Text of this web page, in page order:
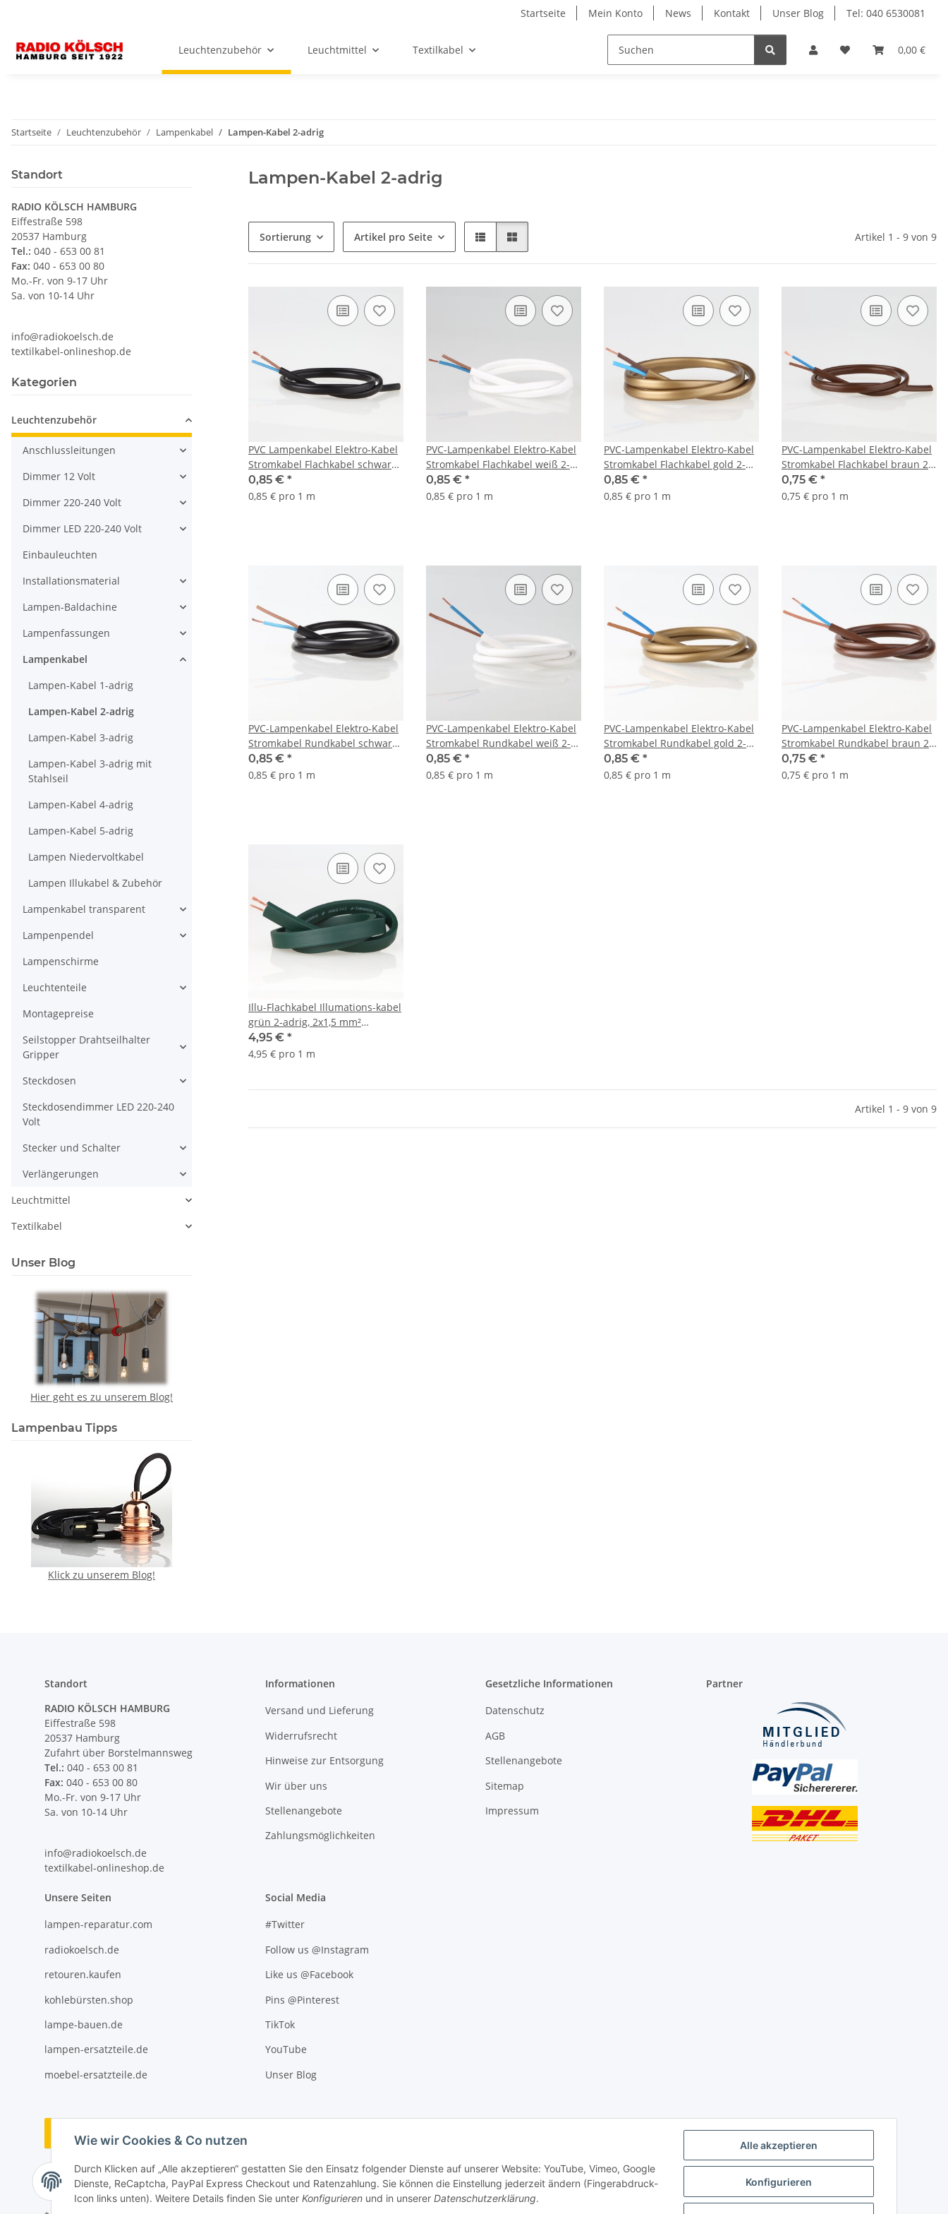
Alle akzeptieren
Konfigurieren
Wie wir Cookies & Co nutzen
Durch Klicken auf „Alle akzeptieren“ gestatten Sie den Einsatz folgender Dienste auf unserer Website: YouTube, Vimeo, Google
Dienste, ReCaptcha, PayPal Express Checkout und Ratenzahlung. Sie können die Einstellung jederzeit ändern (Fingerabdruck-
Icon links unten). Weitere Details finden Sie unter Konfigurieren und in unserer Datenschutzerklärung.
Startseite Mein Konto News Kontakt Unser Blog Tel: 040 6530081
0,00 €
Leuchtenzubehör Leuchtmittel Textilkabel
Startseite Leuchtenzubehör Lampenkabel Lampen-Kabel 2-adrig
Lampen-Kabel 2-adrig
Sortierung Artikel pro Seite Artikel 1 - 9 von 9
PVC Lampenkabel Elektro-Kabel
Stromkabel Flachkabel schwarz
2-adrig, 2x0,75mm² H03 VVH-2F
0,85 € *
0,85 € pro 1 m
PVC-Lampenkabel Elektro-Kabel
Stromkabel Flachkabel weiß 2-
adrig, 2x0,75mm² H03 VVH-2F
0,85 € *
0,85 € pro 1 m
PVC-Lampenkabel Elektro-Kabel
Stromkabel Flachkabel gold 2-
adrig, 2x0,75mm² H03 VVH-2F
0,85 € *
0,85 € pro 1 m
PVC-Lampenkabel Elektro-Kabel
Stromkabel Flachkabel braun 2-
adrig, 2x0,75mm² H03 VVH-2F
0,75 € *
0,75 € pro 1 m
PVC-Lampenkabel Elektro-Kabel
Stromkabel Rundkabel schwarz
2-adrig, 2x0,75mm² H03 VV-F
0,85 € *
0,85 € pro 1 m
PVC-Lampenkabel Elektro-Kabel
Stromkabel Rundkabel weiß 2-
adrig, 2x0,75mm² H03 VV-F
0,85 € *
0,85 € pro 1 m
PVC-Lampenkabel Elektro-Kabel
Stromkabel Rundkabel gold 2-
adrig, 2x0,75mm² H03 VV-F
0,85 € *
0,85 € pro 1 m
PVC-Lampenkabel Elektro-Kabel
Stromkabel Rundkabel braun 2-
adrig, 2x0,75mm² H03 VV-F
0,75 € *
0,75 € pro 1 m
Illu-Flachkabel Illumations-kabel
grün 2-adrig, 2x1,5 mm²
H05RNH2-F für Lichterketten
4,95 € *
4,95 € pro 1 m
Artikel 1 - 9 von 9
Standort
RADIO KÖLSCH HAMBURG
Eiffestraße 598
20537 Hamburg
Tel.: 040 - 653 00 81
Fax: 040 - 653 00 80
Mo.-Fr. von 9-17 Uhr
Sa. von 10-14 Uhr
info@radiokoelsch.de
textilkabel-onlineshop.de
Kategorien
Leuchtenzubehör
Anschlussleitungen
Dimmer 12 Volt
Dimmer 220-240 Volt
Dimmer LED 220-240 Volt
Einbauleuchten
Installationsmaterial
Lampen-Baldachine
Lampenfassungen
Lampenkabel
Lampen-Kabel 1-adrig
Lampen-Kabel 2-adrig
Lampen-Kabel 3-adrig
Lampen-Kabel 3-adrig mit
Stahlseil
Lampen-Kabel 4-adrig
Lampen-Kabel 5-adrig
Lampen Niedervoltkabel
Lampen Illukabel & Zubehör
Lampenkabel transparent
Lampenpendel
Lampenschirme
Leuchtenteile
Montagepreise
Seilstopper Drahtseilhalter
Gripper
Steckdosen
Steckdosendimmer LED 220-240
Volt
Stecker und Schalter
Verlängerungen
Leuchtmittel
Textilkabel
Unser Blog
Hier geht es zu unserem Blog!
Lampenbau Tipps
Klick zu unserem Blog!
Standort
RADIO KÖLSCH HAMBURG
Eiffestraße 598
20537 Hamburg
Zufahrt über Borstelmannsweg
Tel.: 040 - 653 00 81
Fax: 040 - 653 00 80
Mo.-Fr. von 9-17 Uhr
Sa. von 10-14 Uhr
info@radiokoelsch.de
textilkabel-onlineshop.de
Informationen
Versand und Lieferung
Widerrufsrecht
Hinweise zur Entsorgung
Wir über uns
Stellenangebote
Zahlungsmöglichkeiten
Gesetzliche Informationen
Datenschutz
AGB
Stellenangebote
Sitemap
Impressum
Partner
Unsere Seiten
lampen-reparatur.com
radiokoelsch.de
retouren.kaufen
kohlebürsten.shop
lampe-bauen.de
lampen-ersatzteile.de
moebel-ersatzteile.de
Social Media
#Twitter
Follow us @Instagram
Like us @Facebook
Pins @Pinterest
TikTok
YouTube
Unser Blog
Vertrag widerrufen